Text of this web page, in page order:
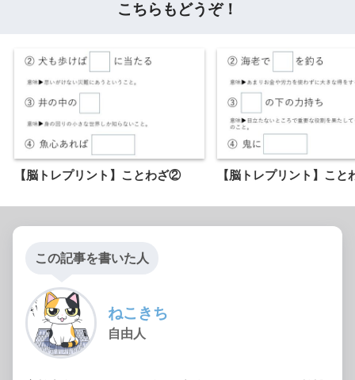
こちらもどうぞ！
【脳トレプリント】ことわざ② 【脳トレプリント】こ
この記事を書いた人
ねこきち
自由人